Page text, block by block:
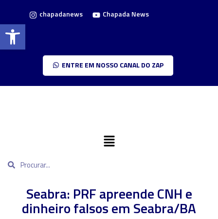
chapadanews Chapada News
ENTRE EM NOSSO CANAL DO ZAP
Seabra: PRF apreende CNH e
dinheiro falsos em Seabra/BA
Barra de Ferramentas Aberta